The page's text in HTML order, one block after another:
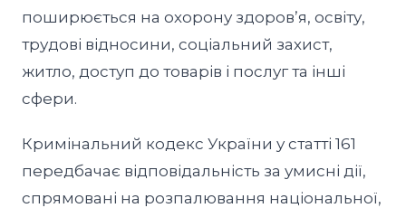
поширюється на охорону здоровʼя, освіту,
трудові відносини, соціальний захист,
житло, доступ до товарів і послуг та інші
сфери.
Кримінальний кодекс України у статті 161
передбачає відповідальність за умисні дії,
спрямовані на розпалювання національної,